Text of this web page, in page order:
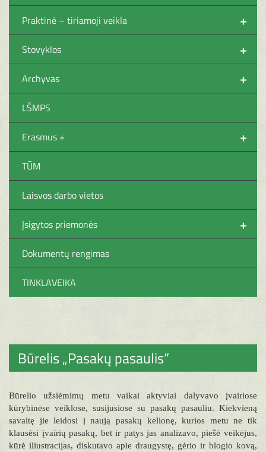
+
Praktinė – tiriamoji veikla
+
Stovyklos
+
Archyvas
LŠMPS
+
Erasmus +
TŪM
Laisvos darbo vietos
+
Įsigytos priemonės
Dokumentų rengimas
TINKLAVEIKA
Būrelis „Pasakų pasaulis“
Būrelio užsiėmimų metu vaikai aktyviai dalyvavo įvairiose
kūrybinėse veiklose, susijusiose su pasakų pasauliu. Kiekvieną
savaitę jie leidosi į naują pasakų kelionę, kurios metu ne tik
klausėsi įvairių pasakų, bet ir patys jas analizavo, piešė veikėjus,
kūrė iliustracijas, diskutavo apie draugystę, gėrio ir blogio kovą,